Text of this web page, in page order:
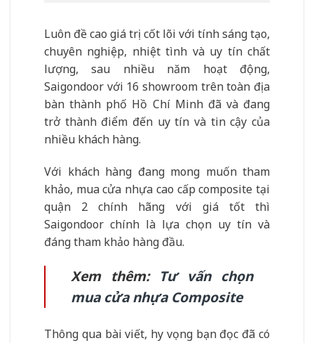
Luôn đề cao giá trị cốt lõi với tính sáng tạo,
chuyên nghiệp, nhiệt tình và uy tín chất
lượng, sau nhiều năm hoạt động,
Saigondoor với 16 showroom trên toàn địa
bàn thành phố Hồ Chí Minh đã và đang
trở thành điểm đến uy tín và tin cậy của
nhiều khách hàng.
Với khách hàng đang mong muốn tham
khảo, mua cửa nhựa cao cấp composite tại
quận 2 chính hãng với giá tốt thì
Saigondoor chính là lựa chọn uy tín và
đáng tham khảo hàng đầu.
Xem thêm:
Tư vấn chọn
mua cửa nhựa Composite
Thông qua bài viết, hy vọng bạn đọc đã có